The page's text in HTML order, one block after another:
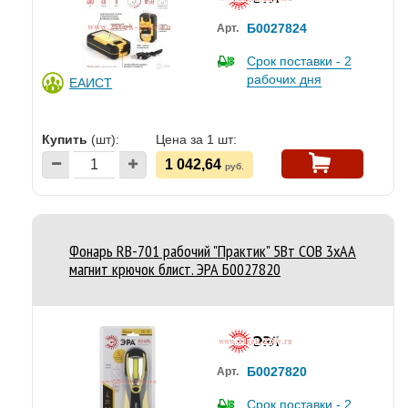
ЕАИСТ
Арт. Б0027824
Срок поставки - 2
рабочих дня
Купить (шт): Цена за 1 шт:
1 042,64 руб.
Фонарь RB-701 рабочий "Практик" 5Вт COB 3хAA
магнит крючок блист. ЭРА Б0027820
Арт. Б0027820
Срок поставки - 2